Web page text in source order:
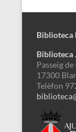
Biblioteca
Biblioteca
Passeig
17300
Telèfon